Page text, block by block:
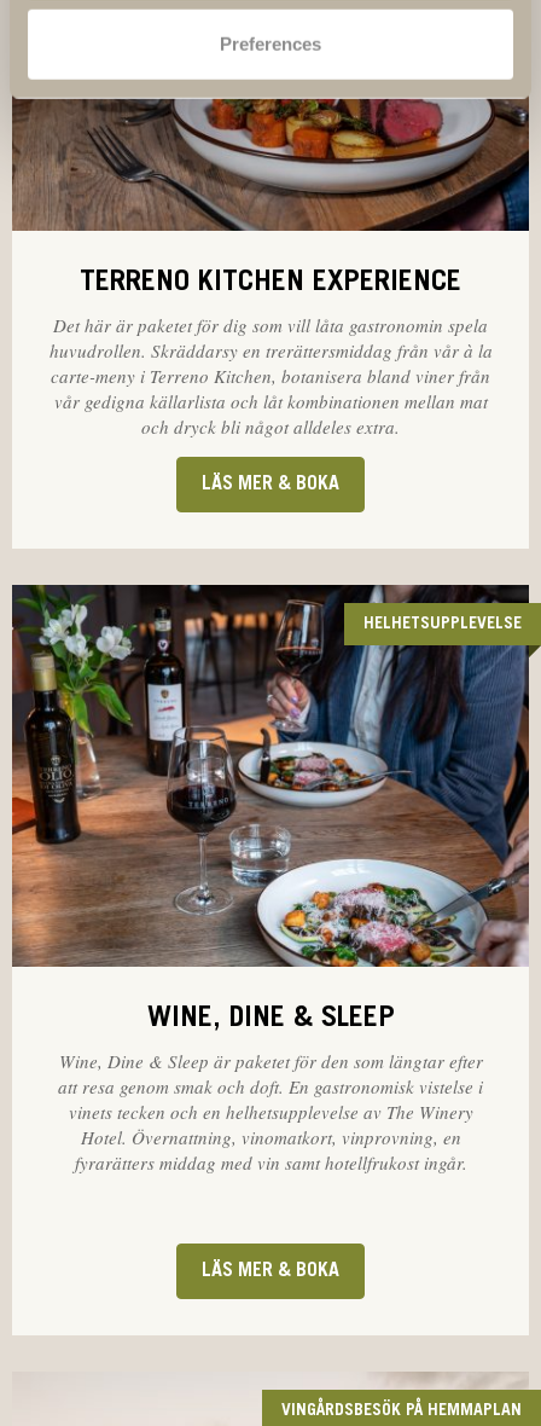
Preferences
TERRENO KITCHEN EXPERIENCE
Det här är paketet för dig som vill låta gastronomin spela
huvudrollen. Skräddarsy en trerättersmiddag från vår à la
carte-meny i Terreno Kitchen, botanisera bland viner från
vår gedigna källarlista och låt kombinationen mellan mat
och dryck bli något alldeles extra.
LÄS MER & BOKA
HELHETSUPPLEVELSE
WINE, DINE & SLEEP
Wine, Dine & Sleep är paketet för den som längtar efter
att resa genom smak och doft. En gastronomisk vistelse i
vinets tecken och en helhetsupplevelse av The Winery
Hotel. Övernattning, vinomatkort, vinprovning, en
fyrarätters middag med vin samt hotellfrukost ingår.
LÄS MER & BOKA
VINGÅRDSBESÖK PÅ HEMMAPLAN